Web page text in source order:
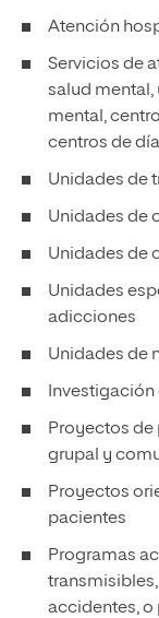
Atención
Servicios de
salud mental,
mental,
centros de
Unidades de
Unidades de
Unidades de
Unidades
adicciones
Unidades de
Investigación
Proyectos de
grupal y
Proyectos
pacientes
Programas
accidentes,